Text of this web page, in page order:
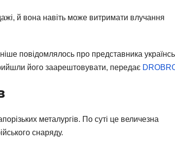
й вона навіть може витримати влучання
повідомлялось про представника
його заарештовувати, передає
металургів. По суті це величезна
снаряду.